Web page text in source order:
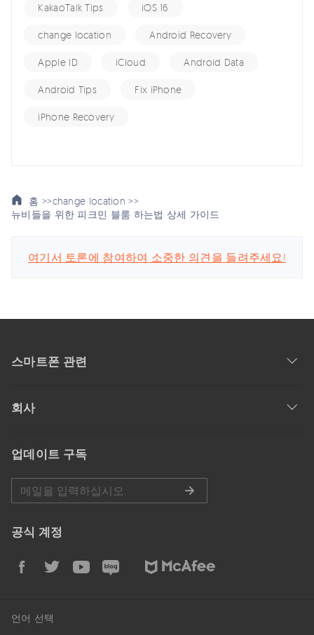
KakaoTalk Tips iOS 16
change location Android Recovery
Apple ID iCloud Android Data
Android Tips Fix iPhone
iPhone Recovery
홈 >>change location >>
뉴비들을 위한 피크민 블룸 하는법 상세 가이드
여기서 토론에 참여하여 소중한 의견을 들려주세요!
스마트폰 관련
회사
업데이트 구독
공식 계정
언어 선택